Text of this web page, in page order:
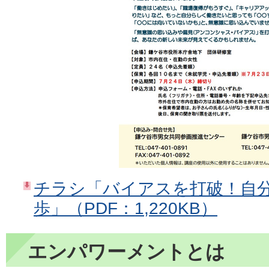
チラシ「バイアスを打破！自
歩」（PDF：1,220KB）
エンパワーメントとは